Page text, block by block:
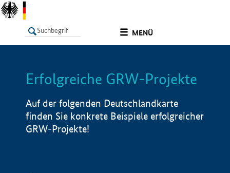
MENÜ
LISTE Info
Erfolgreiche GRW-Projekte
Auf der folgenden Deutschlandkarte
finden Sie konkrete Beispiele erfolgreicher
GRW-Projekte!